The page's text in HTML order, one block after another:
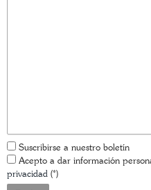
Suscribirse a nuestro boletín
Acepto a dar información
privacidad (*)